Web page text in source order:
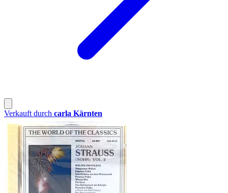
Verkauft durch carla Kärnten